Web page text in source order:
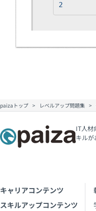
2
paizaトップ レベルアップ問題集
IT人材
キル
キャリアコンテンツ
スキルアップコンテンツ